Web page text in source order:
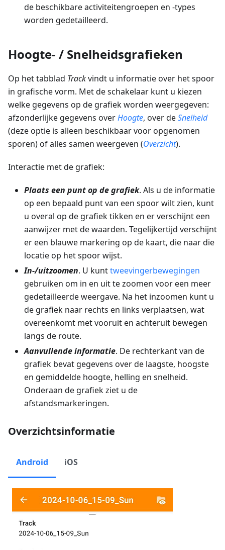
de beschikbare activiteitengroepen en -types
worden gedetailleerd.
Hoogte- / Snelheidsgrafieken
Op het tabblad Trackvindt u informatie over het spoor
in grafische vorm. Met de schakelaar kunt u kiezen
welke gegevens op de grafiek worden weergegeven:
afzonderlijke gegevens overHoogte, over deSnelheid
(deze optie is alleen beschikbaar voor opgenomen
sporen) of alles samen weergeven (Overzicht).
Interactie met de grafiek:
Plaats een punt op de grafiek. Als u de informatie
op een bepaald punt van een spoor wilt zien, kunt
u overal op de grafiek tikken en er verschijnt een
aanwijzer met de waarden. Tegelijkertijd verschijnt
er een blauwe markering op de kaart, die naar die
locatie op het spoor wijst.
In-/uitzoomen. U kunttweevingerbewegingen
gebruiken om in en uit te zoomen voor een meer
gedetailleerde weergave. Na het inzoomen kunt u
de grafiek naar rechts en links verplaatsen, wat
overeenkomt met vooruit en achteruit bewegen
langs de route.
Aanvullende informatie. De rechterkant van de
grafiek bevat gegevens over de laagste, hoogste
en gemiddelde hoogte, helling en snelheid.
Onderaan de grafiek ziet u de
afstandsmarkeringen.
Overzichtsinformatie
Android iOS